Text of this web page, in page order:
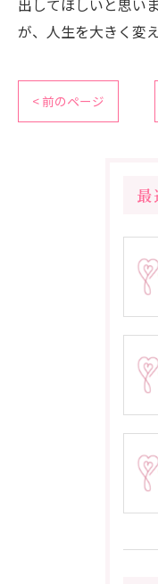
出してほしいと思い
が、人生を大きく変
< 前のページ
最